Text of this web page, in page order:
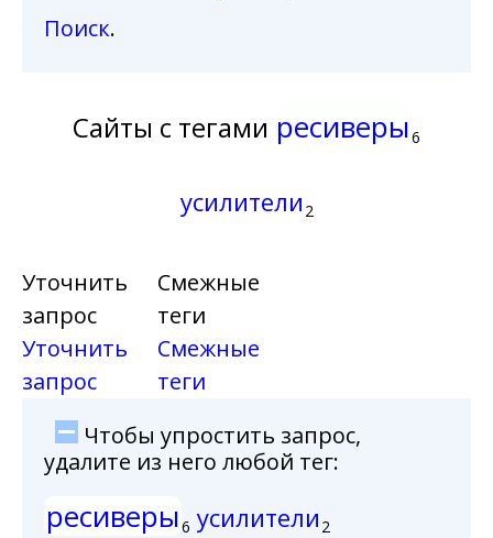
Поиск.
Сайты с тегами ресиверы6
усилители 2
Уточнить
запрос
Уточнить
запрос
Смежные
теги
Смежные
теги
Чтобы упростить запрос,
удалите из него любой тег:
ресиверы6 усилители 2